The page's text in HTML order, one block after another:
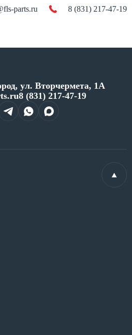
parts.ru 8 (831) 217-47-19
ул. Вторчермета, 1А
8 (831) 217-47-19